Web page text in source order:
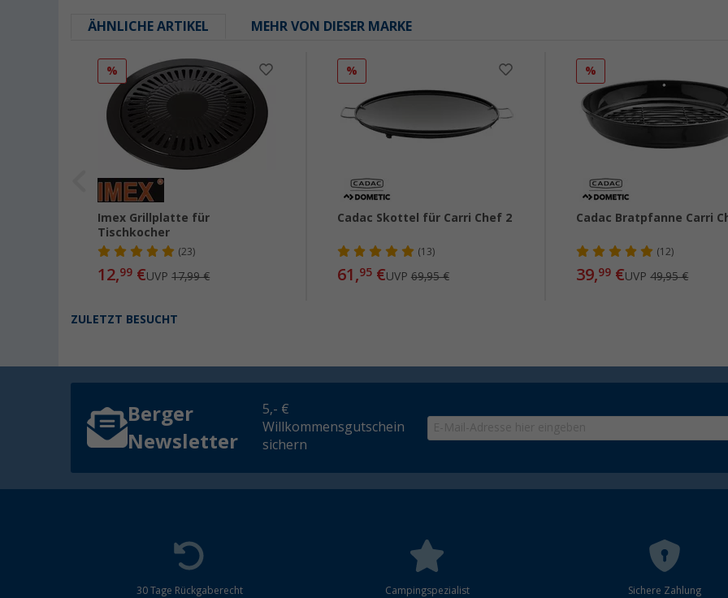
ÄHNLICHE ARTIKEL MEHR VON DIESER MARKE
%
Imex Grillplatte für
Tischkocher
(23)
12,99 €UVP17,99 €
%
Cadac Skottel für Carri Chef 2
(13)
61,95€UVP 69,95 €
%
Cadac Bratpfanne Carri
(12)
39,99 €UVP49,95 €
ZULETZT BESUCHT
Berger
Newsletter
5,- €
Willkommensgutschein
sichern
30 Tage Rückgaberecht
Campingspezialist
Sichere Zahlung